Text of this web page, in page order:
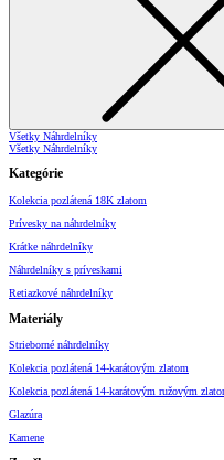
Všetky Náhrdelníky
Všetky Náhrdelníky
Kategórie
Kolekcia pozlátená 18K zlatom
Prívesky na náhrdelníky
Krátke náhrdelníky
Náhrdelníky s príveskami
Retiazkové náhrdelníky
Materiály
Strieborné náhrdelníky
Kolekcia pozlátená 14-karátovým zlatom
Kolekcia pozlátená 14-karátovým ružovým
Glazúra
Kamene